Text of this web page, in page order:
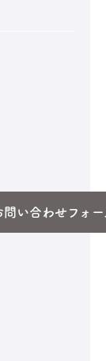
い合わせフォー